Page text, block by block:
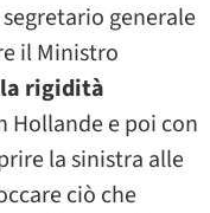
generale
il Ministro
rigidità
Hollande e poi con
la sinistra alle
ciò che